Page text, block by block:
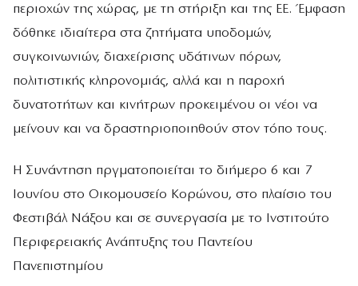
περιοχών της χώρας, με τη στήριξη και της ΕΕ. Έμφαση
δόθηκε ιδιαίτερα στα ζητήματα υποδομών,
συγκοινωνιών, διαχείρισης υδάτινων πόρων,
πολιτιστικής κληρονομιάς, αλλά και η παροχή
δυνατοτήτων και κινήτρων προκειμένου οι νέοι να
μείνουν και να δραστηριοποιηθούν στον τόπο τους.
Η Συνάντηση πργματοποιείται το διήμερο 6 και 7
Ιουνίου στο Οικομουσείο Κορώνου, στο πλαίσιο του
Φεστιβάλ Νάξου και σε συνεργασία με το Ινστιτούτο
Περιφερειακής Ανάπτυξης του Παντείου
Πανεπιστημίου